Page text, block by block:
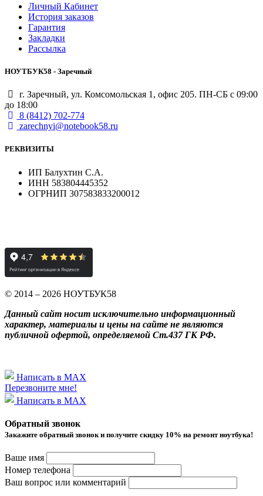
Личный Кабинет
История заказов
Гарантия
Закладки
Рассылка
НОУТБУК58 - Заречный
г. Заречный, ул. Комсомольская 1, офис 205. ПН-СБ с 09:00
до 18:00
8 (8412) 702-774
zarechnyi@notebook58.ru
РЕКВИЗИТЫ
ИП Балухтин С.А.
ИНН 583804445352
ОГРНИП 307583833200012
© 2014 – 2026 НОУТБУК58
Данный сайт носит исключительно информационный
характер, материалы и цены на сайте не являются
публичной офертой, определяемой Ст.437 ГК РФ.
Написать в MAX
Перезвоните мне!
Написать в MAX
Обратный звонок
Закажите обратный звонок и получитe скидку 10% на ремонт ноутбука!
Ваше имя
Номер телефона
Ваш вопрос или комментарий